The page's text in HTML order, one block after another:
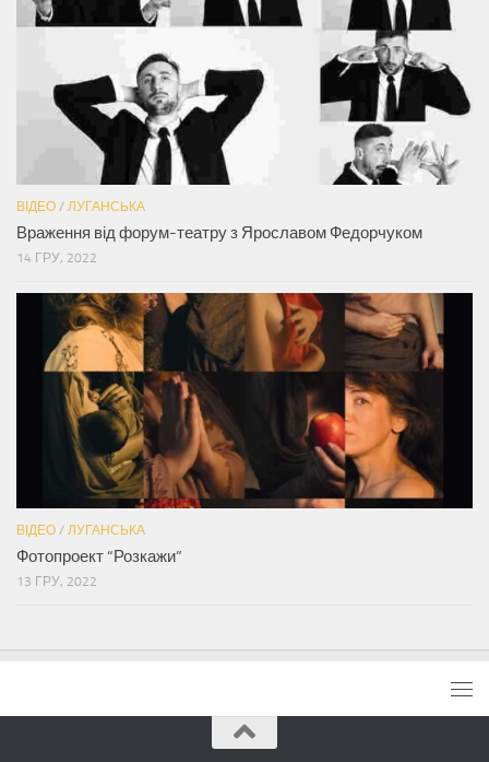
ВІДЕО / ЛУГАНСЬКА
Враження від форум-театру з Ярославом Федорчуком
14 ГРУ, 2022
ВІДЕО / ЛУГАНСЬКА
Фотопроект “Розкажи”
13 ГРУ, 2022